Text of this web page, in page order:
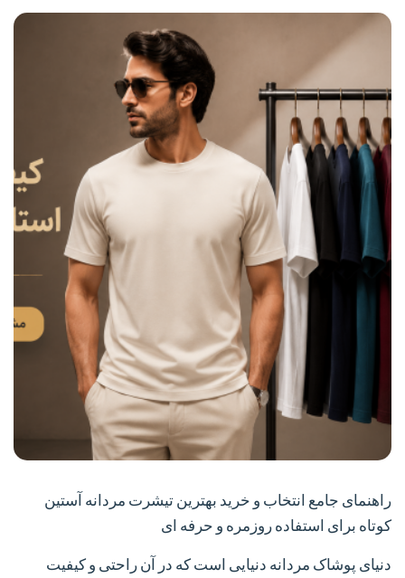
راهنمای جامع انتخاب و خرید بهترین تیشرت مردانه آستین
کوتاه برای استفاده روزمره و حرفه ای
دنیای پوشاک مردانه دنیایی است که در آن راحتی و کیفیت